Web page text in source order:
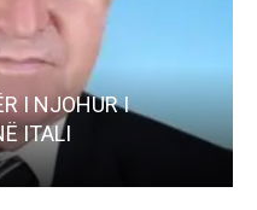
I NJOHUR I
ITALI